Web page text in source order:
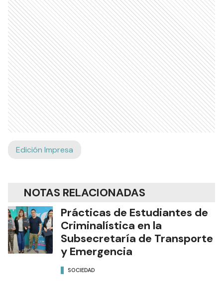
Edición Impresa
NOTAS RELACIONADAS
Prácticas de Estudiantes de
Criminalística en la
Subsecretaría de Transporte
y Emergencia
SOCIEDAD